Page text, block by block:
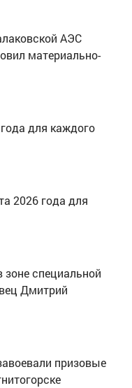
АЭС
материально-
для каждого
2026 года для
специальной
Дмитрий
призовые